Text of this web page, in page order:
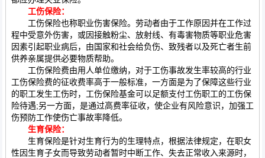
工伤保险：
工伤保险也称职业伤害保险。劳动者由于工作原因并在工作过
程中受意外伤害，或因接触粉尘、放射线、有毒害物质等职业危害
因素引起职业病后，由国家和社会给负伤、致残者以及死亡者生前
供养亲属提供必要物质帮助。
工伤保险费由用人单位缴纳，对于工伤事故发生率较高的行业
工伤保险费的征收费率高于一般标准，一方面是为了保障这些行业
的职工发生工伤时，工伤保险基金可以足额支付工伤职工的工伤保
险待遇;另一方面，是通过高费率征收，使企业有风险意识，加强工
伤预防工作使伤亡事故率降低。
生育保险：
生育保险是针对生育行为的生理特点，根据法律规定，在职女
性因生育子女而导致劳动者暂时中断工作、失去正常收入来源时，